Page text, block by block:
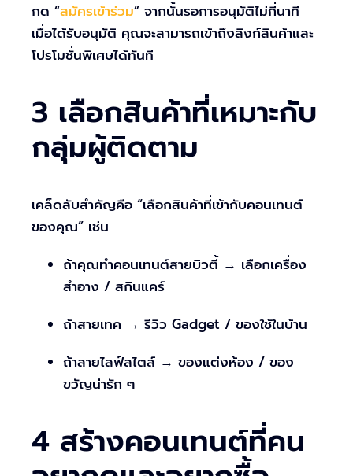
กด “สมัครเข้าร่วม” จากนั้นรอการอนุมัติไม่กี่นาที
เมื่อได้รับอนุมัติ คุณจะสามารถเข้าถึงลิงก์สินค้าและ
โปรโมชั่นพิเศษได้ทันที
3 เลือกสินค้าที่เหมาะกับ
กลุ่มผู้ติดตาม
เคล็ดลับสำคัญคือ “เลือกสินค้าที่เข้ากับคอนเทนต์
ของคุณ” เช่น
ถ้าคุณทำคอนเทนต์สายบิวตี้ → เลือกเครื่อง
สำอาง / สกินแคร์
ถ้าสายเทค → รีวิว Gadget / ของใช้ในบ้าน
ถ้าสายไลฟ์สไตล์ → ของแต่งห้อง / ของ
ขวัญน่ารัก ๆ
4 สร้างคอนเทนต์ที่คน